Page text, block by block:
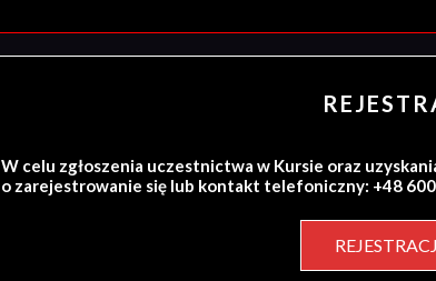
W celu zgłoszenia uczestnictwa w Kursie oraz
o zarejestrowanie się lub kontakt telefoniczny: +48